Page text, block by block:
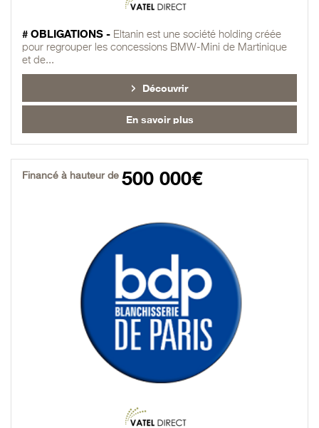
# OBLIGATIONS - Eltanin est une société holding créée
pour regrouper les concessions BMW-Mini de Martinique
et de...
Découvrir
En savoir plus
Financé à hauteur de 500 000€